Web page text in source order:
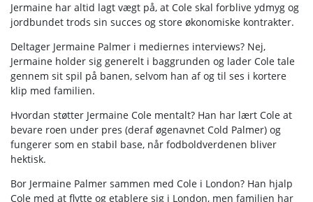
Jermaine har altid lagt vægt på, at Cole skal forblive ydmyg og
jordbundet trods sin succes og store økonomiske kontrakter.
Deltager Jermaine Palmer i mediernes interviews? Nej,
Jermaine holder sig generelt i baggrunden og lader Cole tale
gennem sit spil på banen, selvom han af og til ses i kortere
klip med familien.
Hvordan støtter Jermaine Cole mentalt? Han har lært Cole at
bevare roen under pres (deraf øgenavnet Cold Palmer) og
fungerer som en stabil base, når fodboldverdenen bliver
hektisk.
Bor Jermaine Palmer sammen med Cole i London? Han hjalp
Cole med at flytte og etablere sig i London, men familien har